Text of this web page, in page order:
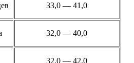
33,0 — 41,0
32,0 — 40,0
32,0 — 42,0